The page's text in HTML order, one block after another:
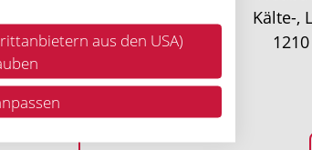
Sattler Gasse
Kälte-,
aus den USA)